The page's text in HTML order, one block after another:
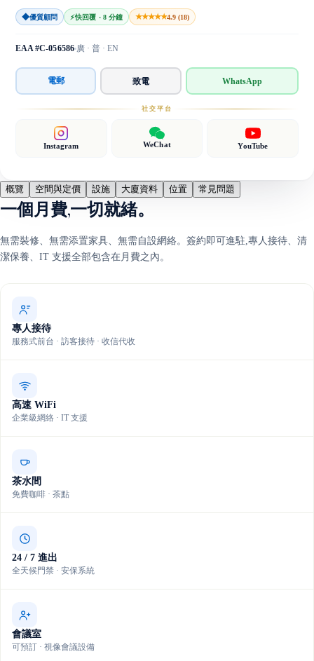
◆優質顧問 ⚡快回覆 · 8 分鐘 ★★★★★4.9 (18)
EAA #C-056586 廣 · 普 · EN
電郵 致電 WhatsApp
社交平台
Instagram WeChat YouTube
概覽 空間與定價 設施 大廈資料 位置 常見問題
一個月費,一切就緒。
無需裝修、無需添置家具、無需自設網絡。簽約即可進駐,專人接待、清
潔保養、IT 支援全部包含在月費之內。
專人接待
服務式前台 · 訪客接待 · 收信代收
高速 WiFi
企業級網絡 · IT 支援
茶水間
免費咖啡 · 茶點
24 / 7 進出
全天候門禁 · 安保系統
會議室
可預訂 · 視像會議設備